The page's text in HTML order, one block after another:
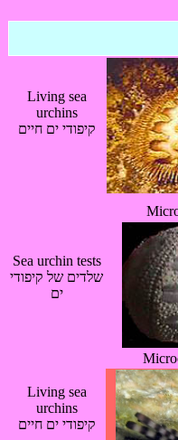
Living sea
urchins
קיפודי ים חיים
Sea urchin tests
שלדים של קיפודי
ים
Living sea
urchins
קיפודי ים חיים